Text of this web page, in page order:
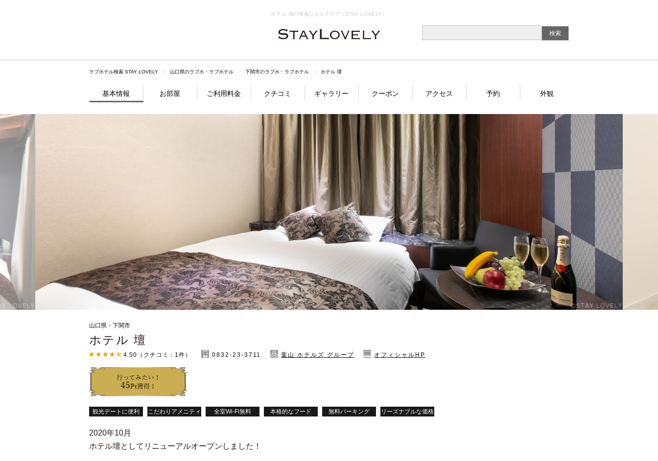
ホテル 壇の情報ならステラブ（STAY LOVELY）
ラブホテル検索 STAY LOVELY 山口県のラブホ・ラブホテル 下関市のラブホ・ラブホテル ホテル 壇
基本情報 お部屋 ご利用料金 クチコミ ギャラリー クーポン アクセス 予約 外観
山口県・下関市
ホテル 壇
4.50 （クチコミ： 1件） 0832-23-3711 葉山 ホテルズ グループ オフィシャルHP
行ってみたい！
45Pt獲得！
観光デートに便利 こだわりアメニティ 全室Wi-Fi無料 本格的なフード 無料パーキング リーズナブルな価格
2020年10月
ホテル壇としてリニューアルオープンしました！